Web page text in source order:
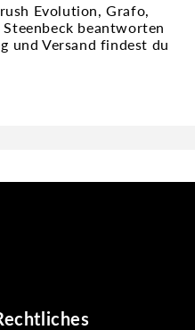
Evolution, Grafo,
beantworten
und Versand findest du